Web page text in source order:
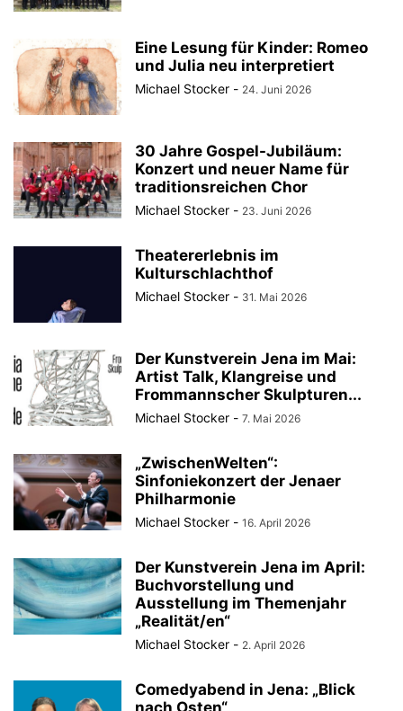
Eine Lesung für Kinder: Romeo
und Julia neu interpretiert
Michael Stocker - 24. Juni 2026
30 Jahre Gospel-Jubiläum:
Konzert und neuer Name für
traditionsreichen Chor
Michael Stocker - 23. Juni 2026
Theatererlebnis im
Kulturschlachthof
Michael Stocker - 31. Mai 2026
Der Kunstverein Jena im Mai:
Artist Talk, Klangreise und
Frommannscher Skulpturen...
Michael Stocker - 7. Mai 2026
„ZwischenWelten“:
Sinfoniekonzert der Jenaer
Philharmonie
Michael Stocker - 16. April 2026
Der Kunstverein Jena im April:
Buchvorstellung und
Ausstellung im Themenjahr
„Realität/en“
Michael Stocker - 2. April 2026
Comedyabend in Jena: „Blick